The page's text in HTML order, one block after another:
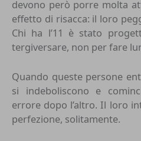
devono però porre molta
effetto di risacca: il loro
Chi ha l’11 è stato
tergiversare, non per fare
Quando queste persone
si indeboliscono e
errore dopo l’altro. Il loro
perfezione, solitamente.